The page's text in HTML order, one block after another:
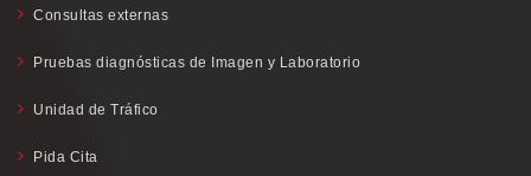
Consultas externas
Pruebas diagnósticas de Imagen y Laboratorio
Unidad de Tráfico
Pida Cita